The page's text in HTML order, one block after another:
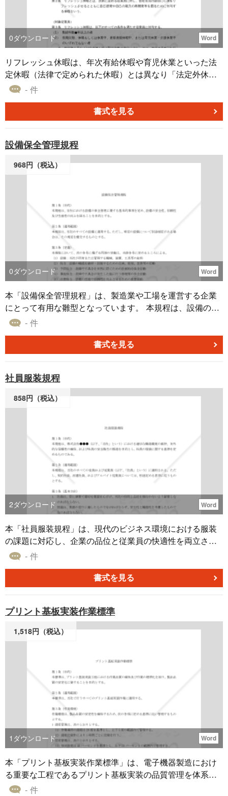
0ダウンロード Word
リフレッシュ休暇は、年次有給休暇や育児休業といった法
定休暇（法律で定められた休暇）とは異なり「法定外休暇
（特別休暇）」に含まれます。 法律による規定はありませ
る社員の慰労やリフレッシュ、ひいては離職対策にも繋が
ります。 なお、当該リフレッシュ休暇の使用は、義務化さ
さい。 本書式はリフレッシュ休暇のためのルール・基準を
定めた「【働き方改革関連法対応版】リフレッシュ休暇規
程」の雛型です。 適宜ご編集の上でご利用いただければと
義） 第３条（対象従業員） 第４条（休暇の日数） 第５条
（取得手続き） 第６条（賃金） 第７条（その他）
- 件
書式を見る
設備保全管理規程
968円（税込）
0ダウンロード Word
本「設備保全管理規程」は、製造業や工場を運営する企業
にとって有用な雛型となっています。 本規程は、設備の安
全性、信頼性、生産性の向上を目的とし、包括的な設備保
規程の構成は体系的で、目的から始まり、適用範囲、用語
の定義、責任者の設置、委員会の設立、計画の策定と見直
練、安全管理、環境への配慮まで、設備保全に関する重要
な側面をカバーしています。 特に、設備保全管理責任者や
各部門の設備保全管理者の役割を明確に定義し、組織的な
から法定点検まで、様々なレベルの点検を規定し、予防保
全の重要性を強調しています。 さらに、設備の修理や改
善、更新に関する手順も明確に示されており、計画的かつ
効率的な設備管理を可能にします。 適宜ご編集の上でご利
用いただければと存じます。 〔条文タイトル〕 第1条（目
的） 第2条（適用範囲） 第3条（定義） 第4条（設備保全管
理責任者） 第5条（設備保全管理者） 第6条（設備保全委員
会） 第7条（保全計画の策定） 第8条（保全計画の見直し）
第9条（日常点検） 第10条（定期点検） 第11条（法定点
検） 第12条（修理） 第13条（改善） 第14条（設備更新）
第15条（外注業者の選定） 第16条（外注業務の管理） 第1
7条（記録の保管） 第18条（報告） 第19条（教育訓練計
画） 第20条（教育訓練の実施） 第21条（安全作業） 第22
条（安全教育） 第23条（環境への配慮）
- 件
書式を見る
社員服装規程
858円（税込）
2ダウンロード Word
本「社員服装規程」は、現代のビジネス環境における服装
の課題に対応し、企業の品位と従業員の快適性を両立させ
るための雛型です。 本雛型は、多様な業種や企業規模に適
で、職場の秩序維持と生産性向上に貢献します。 本雛型の
特徴は、基本方針から具体的な服装基準、季節や特別な状
羅していることです。 ビジネスカジュアルを基本としなが
ら、フォーマルな場面での対応や、カジュアルデーの設定
など、現代の多様な働き方に対応した内容となっていま
への配慮など、多様性と包摂性を重視した条項も含まれて
第3条（基本方針） 第4条（日常の服装） 第5条（フォーマ
ルな場面での服装） 第6条（カジュアルデー） 第7条（季節
に応じた服装） 第8条（名札の着用） 第9条（禁止される服
装） 第10条（宗教上の理由による例外） 第11条（健康上
の理由による例外） 第12条（妊婦への配慮） 第13条（違
反時の対応） 第14条（マネージャーの責任） 第15条（相
談窓口） 第16条（改定） 第17条（施行日）
- 件
書式を見る
プリント基板実装作業標準
1,518円（税込）
1 ダウンロード Word
本「プリント基板実装作業標準」は、電子機器製造におけ
る重要な工程であるプリント基板実装の品質管理を体系的
にまとめた作業標準雛型です。 作業環境の管理から実装工
- 件